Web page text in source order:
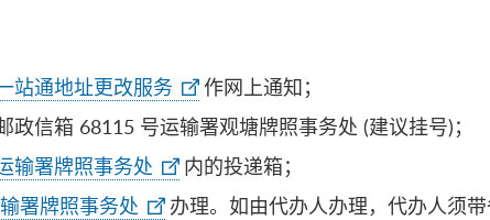
站通地址更改服务
作网上通知；
政信箱 68115 号运输署观塘牌照事务处 (建议挂号)；
输署牌照事务处
内的投递箱；
署牌照事务处 办理。如由代办人办理，代办人须